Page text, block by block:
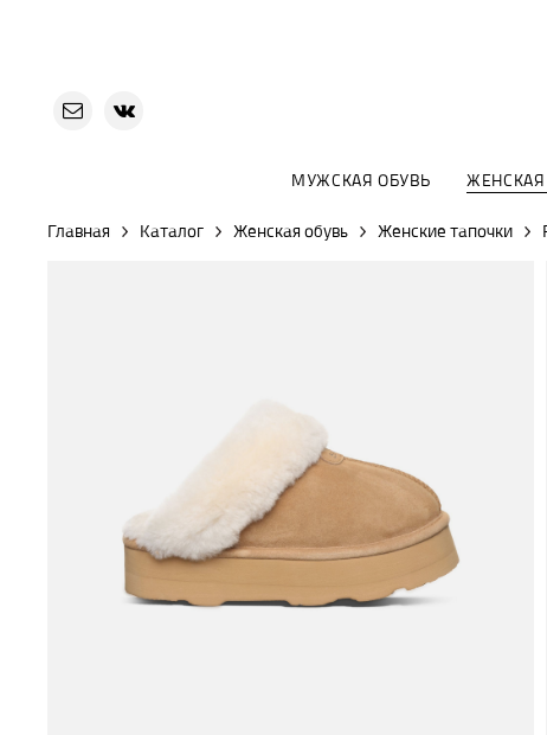
МУЖСКАЯ ОБУВЬ
Главная Каталог Женская обувь Женские тапочки